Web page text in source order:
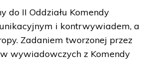
do II Oddziału Komendy
i kontrwywiadem, a
Zadaniem tworzonej przez
wywiadowczych z Komendy